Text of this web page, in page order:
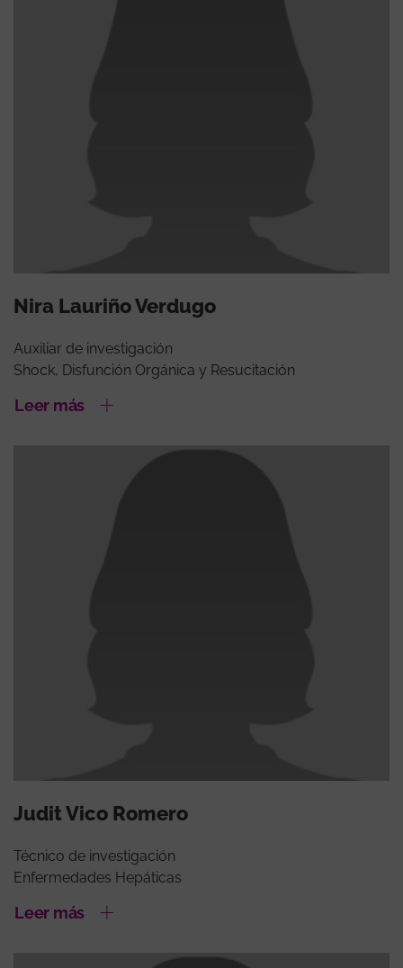
Nira Lauriño Verdugo
Auxiliar de investigación
Shock, Disfunción Orgánica y Resucitación
Leer más
Judit Vico Romero
Técnico de investigación
Enfermedades Hepáticas
Leer más